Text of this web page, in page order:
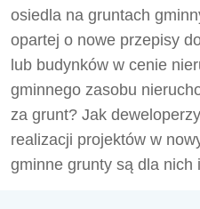
osiedla na gruntach
opartej o nowe przepisy
lub budynków w cenie
gminnego zasobu
za grunt? Jak
realizacji projektów w
gminne grunty są dla nich